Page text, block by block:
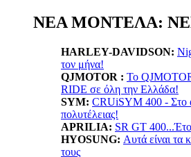
ΝΕΑ ΜΟΝΤΕΛΑ:
HARLEY-DAVIDSON:
τον μήνα!
QJMOTOR : Το
RIDE σε όλη την Ελλάδα!
SYM: CRUiSYM 400 - Στο
πολυτέλειας!
APRILIA: SR GT
HYOSUNG: Αυτά είναι τα
τους